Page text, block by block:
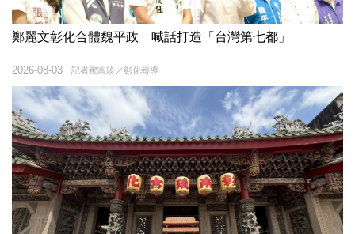
鄭麗文彰化合體魏平政 喊話打造「台灣第七都」
記者鄧富珍／彰化報導
2026-08-03